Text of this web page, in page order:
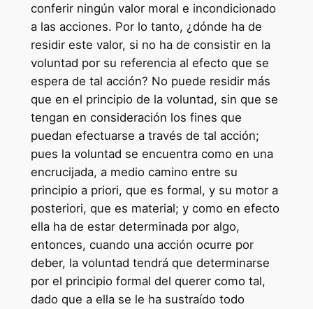
conferir ningún valor moral e incondicionado
a las acciones. Por lo tanto, ¿dónde ha de
residir este valor, si no ha de consistir en la
voluntad por su referencia al efecto que se
espera de tal acción? No puede residir más
que en el principio de la voluntad, sin que se
tengan en consideración los fines que
puedan efectuarse a través de tal acción;
pues la voluntad se encuentra como en una
encrucijada, a medio camino entre su
principio a priori, que es formal, y su motor a
posteriori, que es material; y como en efecto
ella ha de estar determinada por algo,
entonces, cuando una acción ocurre por
deber, la voluntad tendrá que determinarse
por el principio formal del querer como tal,
dado que a ella se le ha sustraído todo